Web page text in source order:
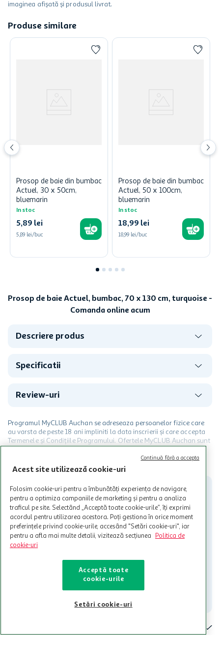
imaginea afișată și produsul livrat.
Produse similare
Prosop de baie din bumbac
Actuel, 30 x 50cm,
bluemarin
In stoc
5,89 lei
5,89 lei/buc
Prosop de baie din bumbac
Actuel, 50 x 100cm,
bluemarin
In stoc
18,99 lei
18,99 lei/buc
Prosop de baie Actuel, bumbac, 70 x 130 cm, turquoise -
Comanda online acum
Descriere produs
Specificatii
Review-uri
Programul MyCLUB Auchan se adreseaza persoanelor fizice care
au varsta de peste 18 ani impliniti la data inscrierii și care accepta
Termenele și Condițiile Programului. Ofertele MyCLUB Auchan sunt
limita a 12 unitati / card client o singura data in perioada promotiei.
Cardul poate fi utilizat doar in legatura cu magazinele Auchan
nu poate fi utilizat in legatura cu alti comercianți sau pentru alte
activitati in afara celor mentionate in Termene si Conditii. Auchan
nu raspunde pentru imposibilitatea utilizarii Cardului in perioada in
care aceste este suspendat sau in perioada in care sunt efectuate
intretineri sau reparatii tehnice la sistemul de utilizarea al Cardului.
CITESTE MAI MULT
Contacteaza-ne!
021-9141 contact@auchan.ro
Contact
Acest site utilizează cookie-uri
Folosim cookie-uri pentru a îmbunătăți experiența de navigare,
pentru a optimiza campaniile de marketing și pentru a analiza
traficul pe site. Selectând „Acceptă toate cookie-urile”, îți exprimi
acordul pentru utilizarea acestora. Poți gestiona în orice moment
preferințele privind cookie-urile, accesând "Setări cookie-uri", iar
pentru a afla mai multe detalii, vizitează secțiunea
Politica de
cookie-uri
Acceptă toate
cookie-urile
Setări cookie-uri
Continuă fără a accepta